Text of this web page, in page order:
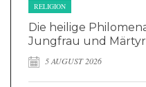
RELIGION
Die heilige
Jungfrau und
5 AUGUST 2026